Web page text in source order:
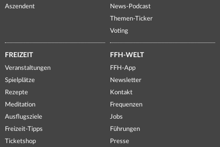
Aszendent
News-Podcast
Themen-Ticker
Voting
FREIZEIT
Veranstaltungen
Spielplätze
Rezepte
Meditation
Ausflugsziele
Freizeit-Tipps
Ticketshop
FFH-WELT
FFH-App
Newsletter
Kontakt
Frequenzen
Jobs
Führungen
Presse